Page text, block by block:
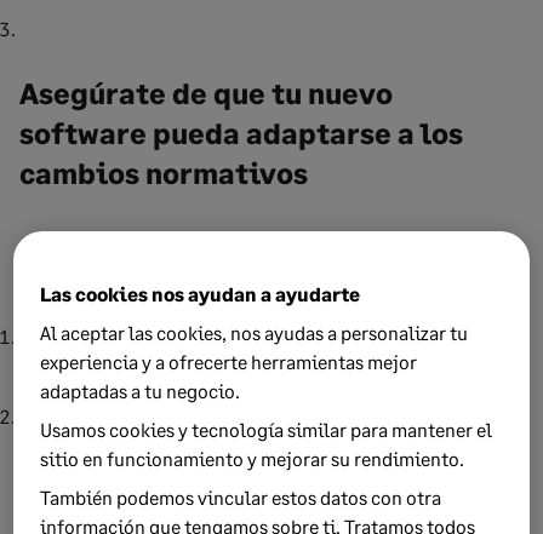
Asegúrate de que tu nuevo
software pueda adaptarse a los
cambios normativos
En este caso, debemos fijarnos en dos aspectos:
¿Qué registros del antiguo sistema de nóminas tenemos que
conservar?
valorando en cuanto a cumplimiento normativo?
Sé consciente de cómo puedes adaptarte a losnuevos
requisitos de cumplimientocuando surjan cambios en
Las cookies nos ayudan a ayudarte
Al aceptar las cookies, nos ayudas a personalizar tu
experiencia y a ofrecerte herramientas mejor
adaptadas a tu negocio.
Usamos cookies y tecnología similar para mantener el
sitio en funcionamiento y mejorar su rendimiento.
También podemos vincular estos datos con otra
información que tengamos sobre ti. Tratamos todos